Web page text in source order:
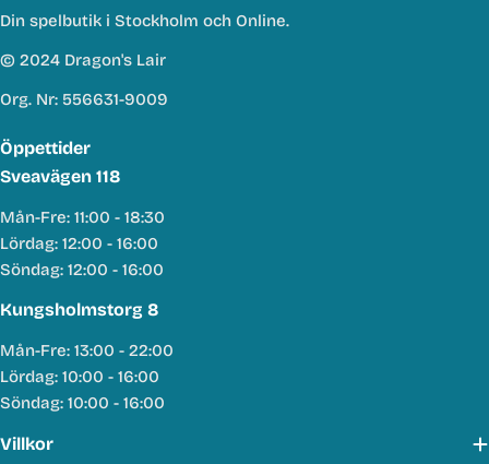
Din spelbutik i Stockholm och Online.
© 2024 Dragon's Lair
Org. Nr: 556631-9009
Öppettider
Sveavägen 118
Mån-Fre: 11:00 - 18:30
Lördag: 12:00 - 16:00
Söndag: 12:00 - 16:00
Kungsholmstorg 8
Mån-Fre: 13:00 - 22:00
Lördag: 10:00 - 16:00
Söndag: 10:00 - 16:00
Villkor